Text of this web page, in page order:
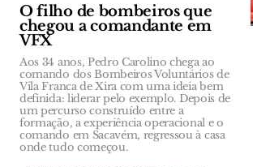
O filho de bombeiros que
chegou a comandante em
VFX
Aos 34 anos, Pedro Carolino chega ao
comando dos Bombeiros Voluntários de
Vila Franca de Xira com uma ideia bem
definida: liderar pelo exemplo. Depois de
um percurso construído entre a
formação, a experiência operacional e o
comando em Sacavém, regressou à casa
onde tudo começou.